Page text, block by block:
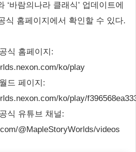
‘바람의나라 클래식’ 업데이트에
식 홈페이지에서 확인할 수 있다.
식 홈페이지:
ko/play
드 페이지:
ko/play/
식 유튜브 채널:
@MapleStoryWorlds/videos